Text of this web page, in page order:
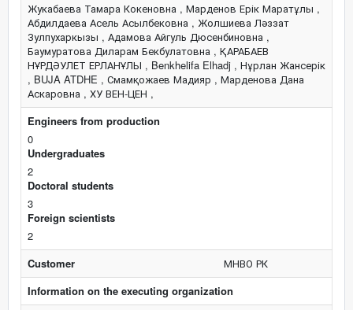
Жукабаева Тамара Кокеновна , Марденов Ерік Маратұлы ,
Абдилдаева Асель Асылбековна , Жолшиева Ләззат
Зулпухаркызы , Адамова Айгуль Дюсенбиновна ,
Баумуратова Диларам Бекбулатовна , ҚАРАБАЕВ
НҰРДӘУЛЕТ ЕРЛАНҰЛЫ , Benkhelifa Elhadj , Нұрлан Жансерік
, BUJA ATDHE , Смамқожаев Мадияр , Марденова Дана
Аскаровна , ХУ ВЕН-ЦЕН ,
Engineers from production
0
Undergraduates
2
Doctoral students
3
Foreign scientists
2
Customer
МНВО РК
Information on the executing organization